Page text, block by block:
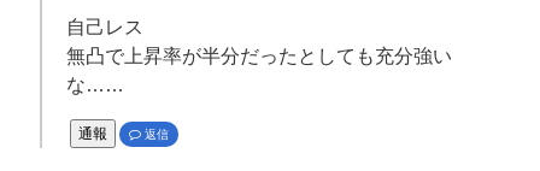
自己レス
無凸で上昇率が半分だったとしても充分強い
な……
通報 返信